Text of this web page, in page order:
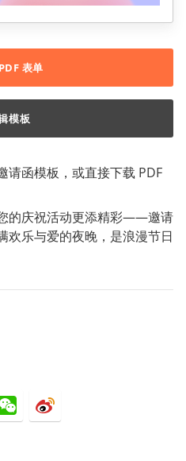
请函模板，或直接下载 PDF
的庆祝活动更添精彩——邀请
欢乐与爱的夜晚，是浪漫节日
表单
模板